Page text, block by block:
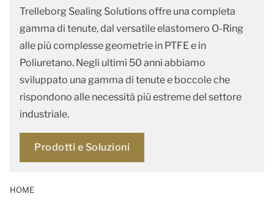
Trelleborg Sealing Solutions offre una completa
gamma di tenute, dal versatile elastomero O-Ring
alle più complesse geometrie in PTFE e in
Poliuretano. Negli ultimi 50 anni abbiamo
sviluppato una gamma di tenute e boccole che
rispondono alle necessità più estreme del settore
industriale.
Prodotti e Soluzioni
HOME